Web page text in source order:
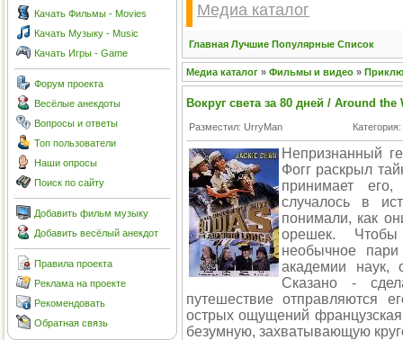
Качать Фильмы - Movies
Качать Музыку - Music
Качать Игры - Game
Форум проекта
Весёлые анекдоты
Вопросы и ответы
Топ пользователи
Наши опросы
Поиск по сайту
Добавить фильм музыку
Добавить весёлый анекдот
Правила проекта
Реклама на проекте
Рекомендовать
Обратная связь
Медиа каталог
Главная Лучшие Популярные Список
Медиа каталог » Фильмы и видео »
Вокруг света за 80 дней / Around
Разместил: UrryMan Категория:
Непризнанный
Фогг раскрыл
принимает
случалось в
понимали, как
орешек. Чтобы
необычное
академии наук,
Сказано -
путешествие отправляются
острых ощущений
безумную, захватывающую